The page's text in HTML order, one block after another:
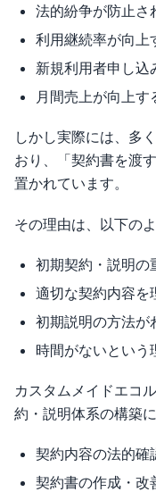
法的紛争が防止さ
利用継続率が向上
新規利用者申し込
月間売上が向上す
しかし実際には、多
おり、「契約書を渡
置かれています。
その理由は、以下の
初期契約・説明の
適切な契約内容を
初期説明の方法が
時間がないという
カスタムメイドエコ
約・説明体系の構築
契約内容の法的確
契約書の作成・改